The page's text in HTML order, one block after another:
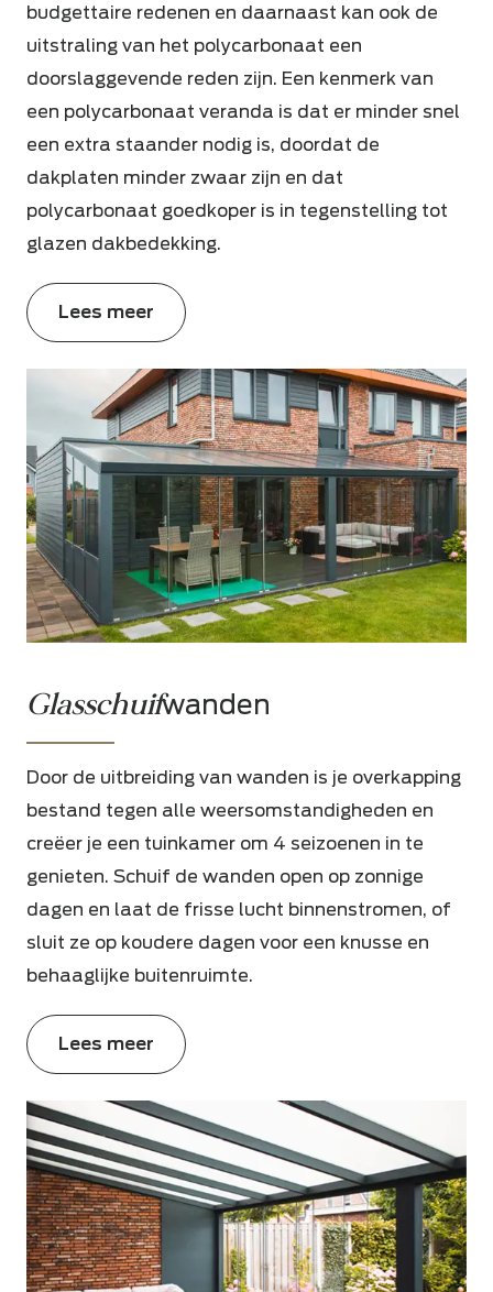
budgettaire redenen en daarnaast kan ook de
uitstraling van het polycarbonaat een
doorslaggevende reden zijn. Een kenmerk van
een polycarbonaat veranda is dat er minder snel
een extra staander nodig is, doordat de
dakplaten minder zwaar zijn en dat
polycarbonaat goedkoper is in tegenstelling tot
glazen dakbedekking.
Lees meer
Glasschuifwanden
Door de uitbreiding van wanden is je overkapping
bestand tegen alle weersomstandigheden en
creëer je een tuinkamer om 4 seizoenen in te
genieten. Schuif de wanden open op zonnige
dagen en laat de frisse lucht binnenstromen, of
sluit ze op koudere dagen voor een knusse en
behaaglijke buitenruimte.
Lees meer